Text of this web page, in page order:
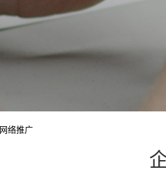
网络推广